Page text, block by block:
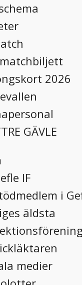
2026
GÄVLE
IF
i
äldsta
medier